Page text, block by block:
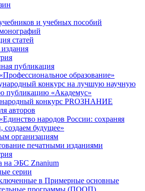
и учебных пособий
статей
публикация
образование»
конкурс на лучшую научную
публикацию «Академус»
конкурс PROЗНАНИЕ
авторов
народов России: сохраняя
создаем будущее»
организациям
печатными изданиями
на ЭБС Znanium
серии
в Примерные основные
программы (ПООП)